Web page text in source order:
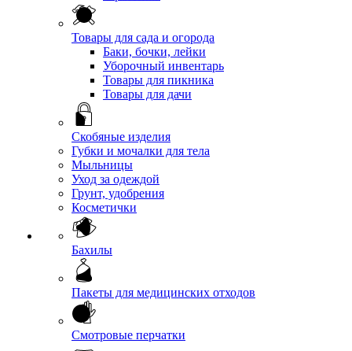
Товары для сада и огорода
Баки, бочки, лейки
Уборочный инвентарь
Товары для пикника
Товары для дачи
Скобяные изделия
Губки и мочалки для тела
Мыльницы
Уход за одеждой
Грунт, удобрения
Косметички
Бахилы
Пакеты для медицинских отходов
Смотровые перчатки